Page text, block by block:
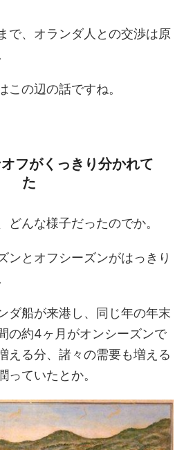
で、オランダ人との交渉は原
この辺の話ですね。
フがくっきり分かれて
た
どんな様子だったのでか。
ンとオフシーズンがはっきり
ダ船が来港し、同じ年の年末
の約4ヶ月がオンシーズンで
える分、諸々の需要も増える
っていたとか。